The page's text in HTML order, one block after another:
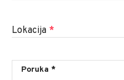
Lokacija *